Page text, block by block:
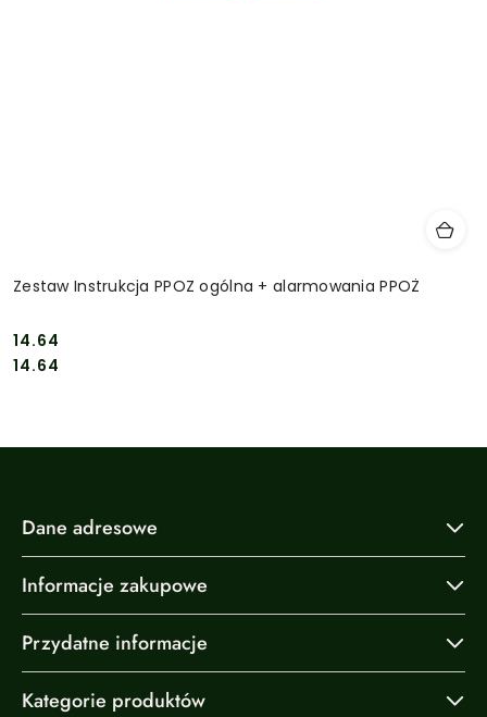
Zestaw Instrukcja PPOZ ogólna + alarmowania PPOŻ
Cena:
14.64
Cena:
14.64
Dane adresowe
Informacje zakupowe
Przydatne informacje
Kategorie produktów